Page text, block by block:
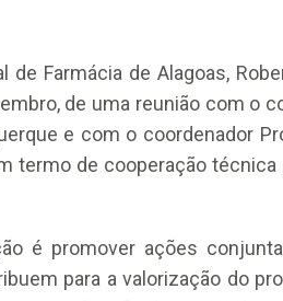
de Farmácia de Alagoas,
de uma reunião com o
e com o coordenador
termo de cooperação
é promover ações
para a valorização do
do
do
26 de